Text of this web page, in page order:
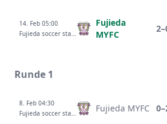
14. Feb 05:00
Fujieda soccer stadium
Fujieda
MYFC
Runde 1
8. Feb 04:30
Fujieda soccer stadium
Fujieda MYFC